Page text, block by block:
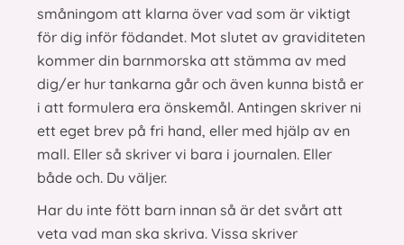
småningom att klarna över vad som är viktigt
för dig inför födandet. Mot slutet av graviditeten
kommer din barnmorska att stämma av med
dig/er hur tankarna går och även kunna bistå er
i att formulera era önskemål. Antingen skriver ni
ett eget brev på fri hand, eller med hjälp av en
mall. Eller så skriver vi bara i journalen. Eller
både och. Du väljer.
Har du inte fött barn innan så är det svårt att
veta vad man ska skriva. Vissa skriver